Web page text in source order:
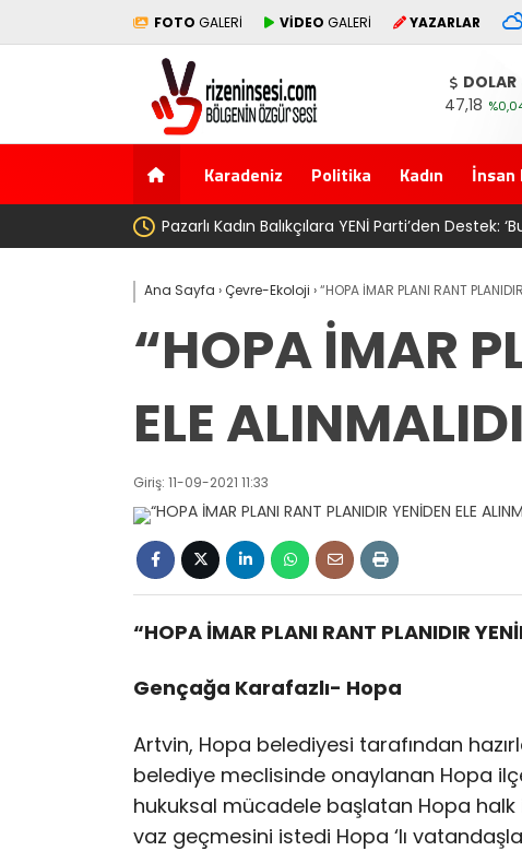
FOTO GALERİ VİDEO GALERİ YAZARLAR
DOLAR
47,18
Karadeniz Politika Kadın İnsan
AV. Süzen
Ana Sayfa ›Çevre-Ekoloji ›“HOPA İMAR PLANI RANT
“HOPA İMAR
ELE
Giriş: 11-09-2021 11:33
“HOPA İMAR PLANI RANT PLANIDIR
Gençağa Karafazlı- Hopa
Artvin, Hopa belediyesi tarafından
belediye meclisinde onaylanan Hopa
hukuksal mücadele başlatan Hopa
vaz geçmesini istedi Hopa ‘lı